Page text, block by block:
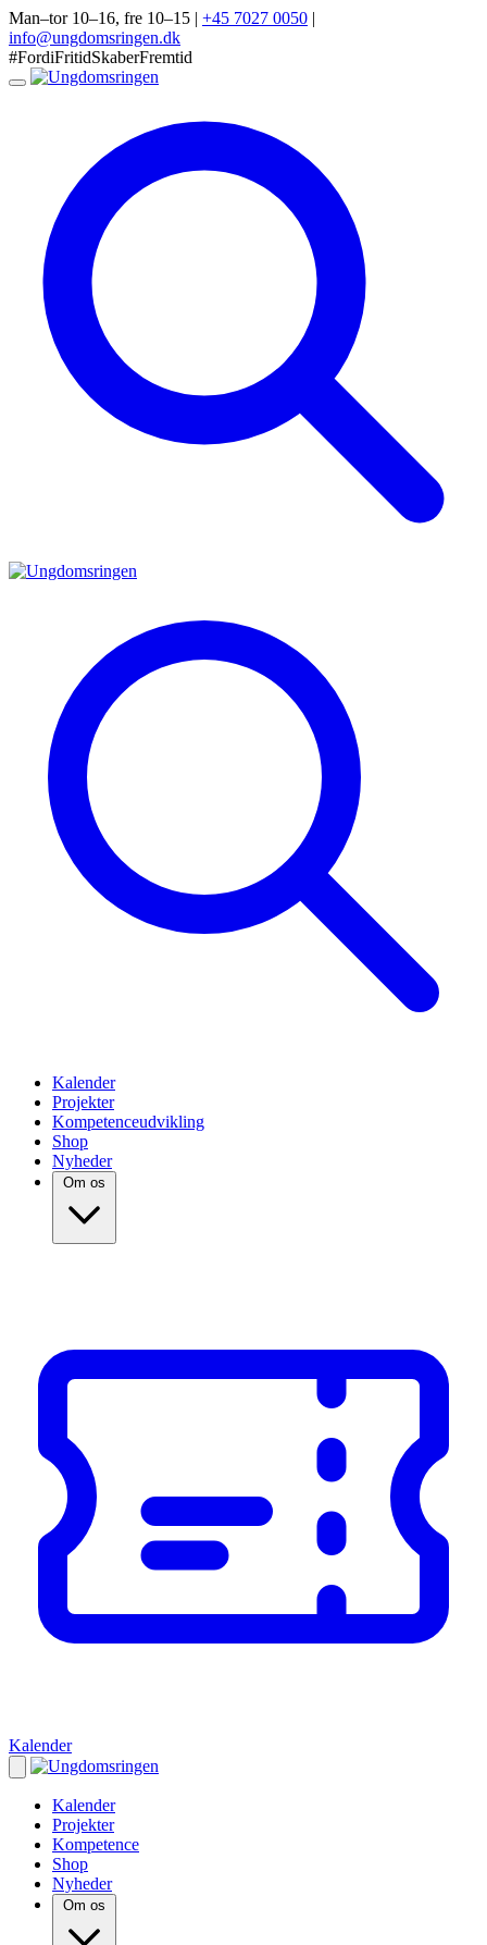
Man–tor 10–16, fre 10–15 | +45 7027 0050 |
info@ungdomsringen.dk
#FordiFritidSkaberFremtid
Kalender
Projekter
Kompetenceudvikling
Shop
Nyheder
Om os
Kalender
Kalender
Projekter
Kompetence
Shop
Nyheder
Om os